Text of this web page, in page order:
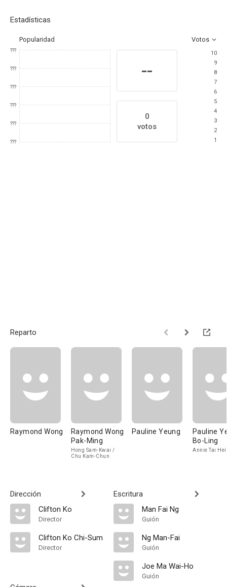
Estadísticas
Popularidad Votos
???
???
???
???
???
???
--
0
votos
10
9
8
7
6
5
4
3
2
1
Reparto
Raymond Wong
Raymond Wong
Pak-Ming
Hong Sam-Kwai /
Chu Kam-Chun
Pauline Yeung
Pauline
Bo-Ling
Annie Tai Hei
Dirección
Clifton Ko
Director
Clifton Ko Chi-Sum
Director
Escritura
Man Fai Ng
Guión
Ng Man-Fai
Guión
Joe Ma Wai-Ho
Guión